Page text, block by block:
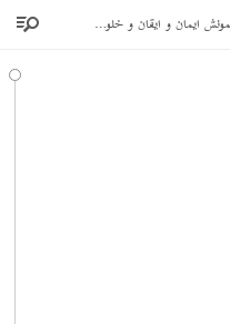
ای دو مؤمن صادق نامۀ شما رسید مضمونش ایمان و ایقان و خلوص بود